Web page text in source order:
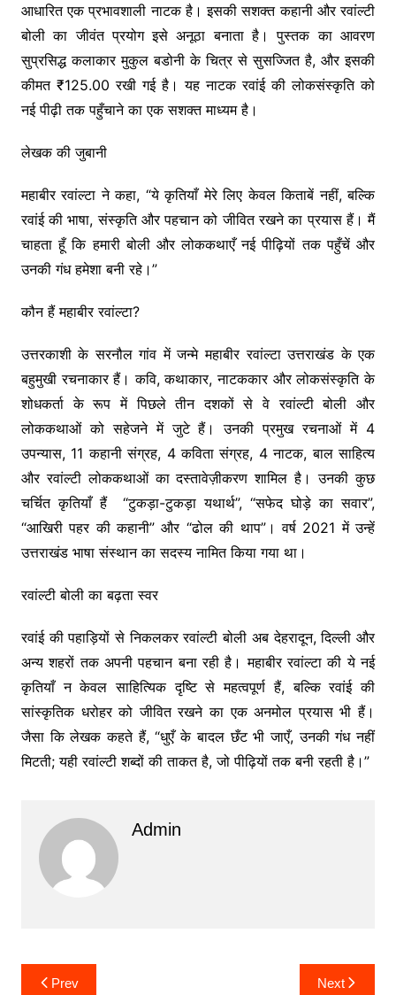
आधारित एक प्रभावशाली नाटक है। इसकी सशक्त कहानी और रवांल्टी
बोली का जीवंत प्रयोग इसे अनूठा बनाता है। पुस्तक का आवरण
सुप्रसिद्ध कलाकार मुकुल बडोनी के चित्र से सुसज्जित है, और इसकी
कीमत ₹125.00 रखी गई है। यह नाटक रवांई की लोकसंस्कृति को
नई पीढ़ी तक पहुँचाने का एक सशक्त माध्यम है।
लेखक की जुबानी
महाबीर रवांल्टा ने कहा, “ये कृतियाँ मेरे लिए केवल किताबें नहीं, बल्कि
रवांई की भाषा, संस्कृति और पहचान को जीवित रखने का प्रयास हैं। मैं
चाहता हूँ कि हमारी बोली और लोककथाएँ नई पीढ़ियों तक पहुँचें और
उनकी गंध हमेशा बनी रहे।”
कौन हैं महाबीर रवांल्टा?
उत्तरकाशी के सरनौल गांव में जन्मे महाबीर रवांल्टा उत्तराखंड के एक
बहुमुखी रचनाकार हैं। कवि, कथाकार, नाटककार और लोकसंस्कृति के
शोधकर्ता के रूप में पिछले तीन दशकों से वे रवांल्टी बोली और
लोककथाओं को सहेजने में जुटे हैं। उनकी प्रमुख रचनाओं में 4
उपन्यास, 11 कहानी संग्रह, 4 कविता संग्रह, 4 नाटक, बाल साहित्य
और रवांल्टी लोककथाओं का दस्तावेज़ीकरण शामिल है। उनकी कुछ
चर्चित कृतियाँ हैं “टुकड़ा-टुकड़ा यथार्थ”, “सफेद घोड़े का सवार”,
“आखिरी पहर की कहानी” और “ढोल की थाप”। वर्ष 2021 में उन्हें
उत्तराखंड भाषा संस्थान का सदस्य नामित किया गया था।
रवांल्टी बोली का बढ़ता स्वर
रवांई की पहाड़ियों से निकलकर रवांल्टी बोली अब देहरादून, दिल्ली और
अन्य शहरों तक अपनी पहचान बना रही है। महाबीर रवांल्टा की ये नई
कृतियाँ न केवल साहित्यिक दृष्टि से महत्वपूर्ण हैं, बल्कि रवांई की
सांस्कृतिक धरोहर को जीवित रखने का एक अनमोल प्रयास भी हैं।
जैसा कि लेखक कहते हैं, “धुएँ के बादल छँट भी जाएँ, उनकी गंध नहीं
मिटती; यही रवांल्टी शब्दों की ताकत है, जो पीढ़ियों तक बनी रहती है।”
Admin
PostPrev Next